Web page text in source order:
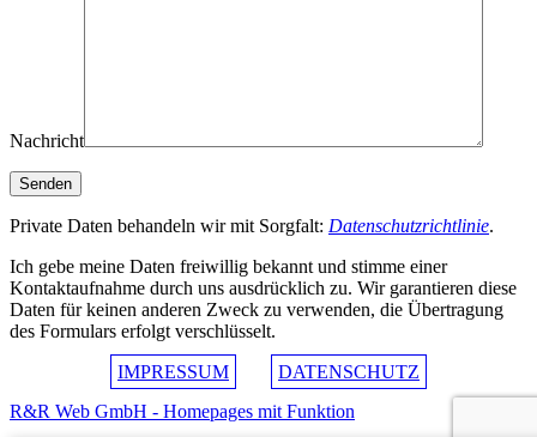
Nachricht
Private Daten behandeln wir mit Sorgfalt: Datenschutzrichtlinie.
Ich gebe meine Daten freiwillig bekannt und stimme einer
Kontaktaufnahme durch uns ausdrücklich zu. Wir garantieren diese
Daten für keinen anderen Zweck zu verwenden, die Übertragung
des Formulars erfolgt verschlüsselt.
IMPRESSUM
DATENSCHUTZ
R&R Web GmbH - Homepages mit Funktion